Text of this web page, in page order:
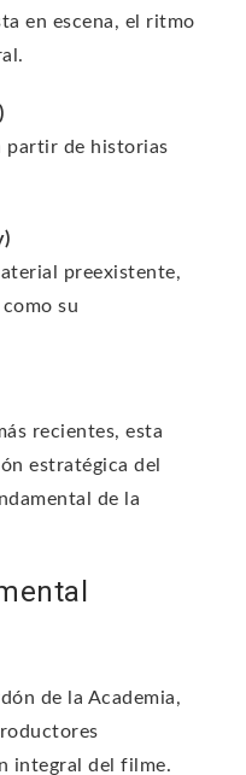
en escena, el ritmo
partir de historias
preexistente,
su
recientes, esta
estratégica del
de la
de la Academia,
integral del filme.